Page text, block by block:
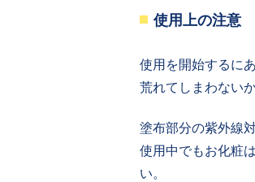
使用上の注意
使用を開始するに
荒れてしまわない
塗布部分の紫外線
使用中でもお化粧
い。